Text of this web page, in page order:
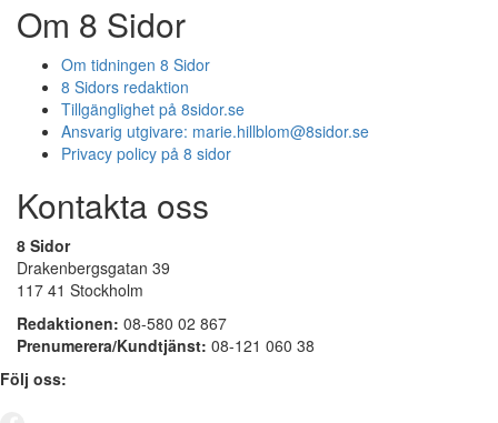
Om 8 Sidor
Om tidningen 8 Sidor
8 Sidors redaktion
Tillgänglighet på 8sidor.se
Ansvarig utgivare: marie.hillblom@8sidor.se
Privacy policy på 8 sidor
Kontakta oss
8 Sidor
Drakenbergsgatan 39
117 41 Stockholm
Redaktionen: 08-580 02 867
Prenumerera/Kundtjänst: 08-121 060 38
Följ oss: